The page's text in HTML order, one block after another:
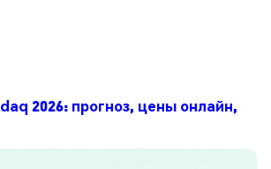
2026: прогноз, цены онлайн,